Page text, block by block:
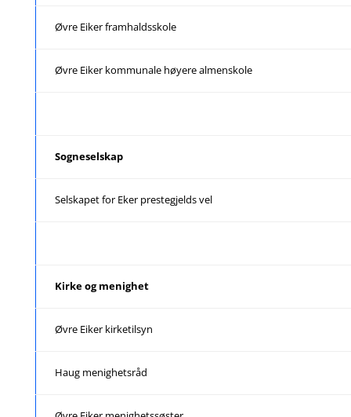
Øvre Eiker framhaldsskole
Øvre Eiker kommunale høyere almenskole
Sogneselskap
Selskapet for Eker prestegjelds vel
Kirke og menighet
Øvre Eiker kirketilsyn
Haug menighetsråd